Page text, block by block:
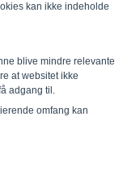
kan ikke indeholde
blive mindre relevante
at websitet ikke
adgang til.
omfang kan